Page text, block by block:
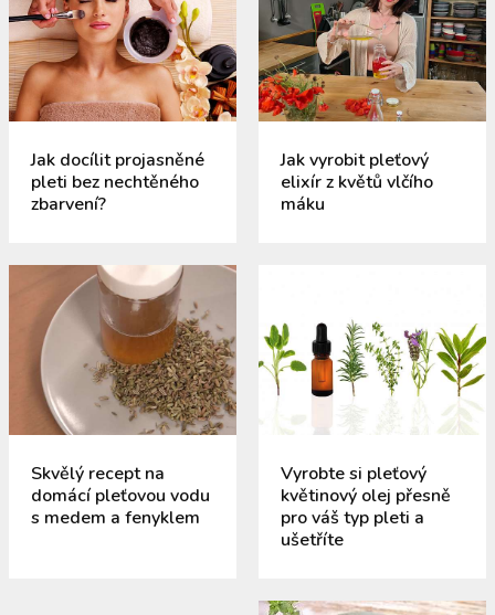
Jak docílit projasněné
pleti bez nechtěného
zbarvení?
Jak vyrobit pleťový
elixír z květů vlčího
máku
Skvělý recept na
domácí pleťovou vodu
s medem a fenyklem
Vyrobte si pleťový
květinový olej přesně
pro váš typ pleti a
ušetříte